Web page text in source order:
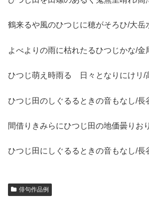
鶴来るや風のひつじに穂がそろひ/大岳
よべよりの雨に枯れたるひつじかな/金
ひつじ萌え時雨るゝ日々となりにけリ/
ひつじ田のしぐるるときの音もなし/長
間借りきみらにひつじ田の地価曇りお
ひつじ田にしぐるるときの音もなし/長
俳句作品例